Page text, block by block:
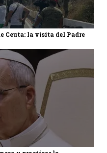
Ceuta: la visita del Padre